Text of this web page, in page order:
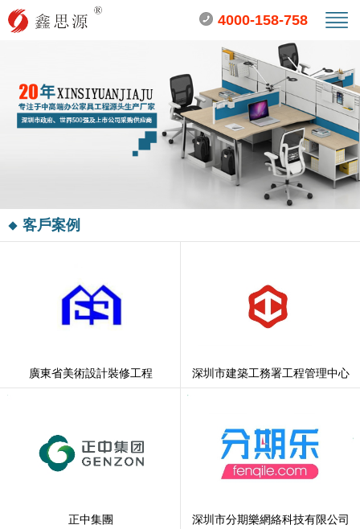
4000-158-758
客戶案例
廣東省美術設計裝修工程 深圳市建築工務署工程管理中心
正中集團 深圳市分期樂網絡科技有限公司